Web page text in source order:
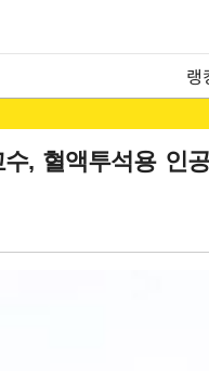
랭
, 혈액투석용 인